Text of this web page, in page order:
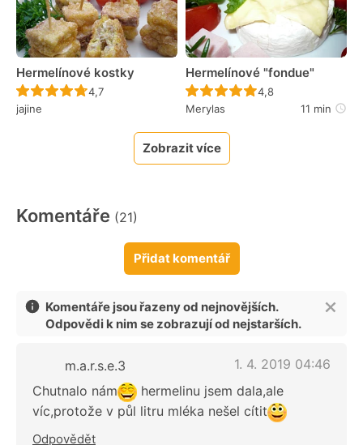
Hermelínové kostky
Recept ještě nebyl hodnocen
4,7
jajine
Hermelínové "fondue"
Recept ještě nebyl
4,8
Merylas
11 min
Zobrazit více
Komentáře (21)
Přidat komentář
Komentáře jsou řazeny od nejnovějších.
Odpovědi k nim se zobrazují od nejstarších.
m.a.r.s.e.3
1. 4. 2019 04:46
Chutnalo nám
hermelinu jsem dala,ale
víc,protože v půl litru mléka nešel cítit
Odpovědět